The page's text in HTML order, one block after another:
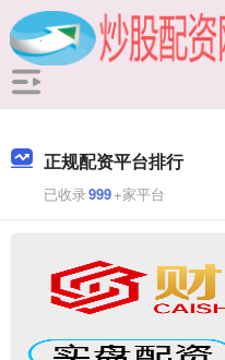
正规配资平台排行
已收录999+家平台